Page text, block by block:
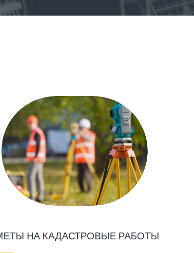
НА КАДАСТРОВЫЕ РАБОТЫ